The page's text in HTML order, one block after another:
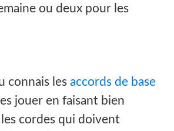
ou deux pour les
connais les accords de base
jouer en faisant bien
cordes qui doivent